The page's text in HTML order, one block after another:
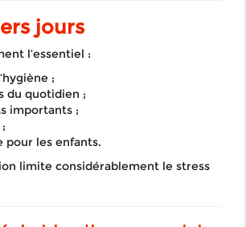
jours
l’essentiel :
;
du quotidien ;
importants ;
pour les enfants.
limite considérablement le stress